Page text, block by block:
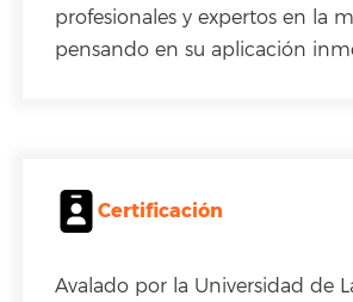
profesionales y expertos en la
pensando en su aplicación
Certificación
Avalado por la Universidad de